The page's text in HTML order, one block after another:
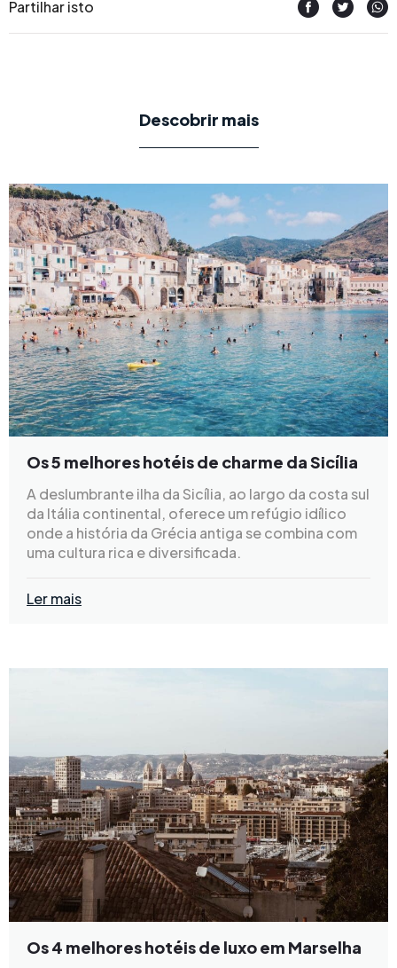
Partilhar isto
Descobrir mais
Os 5 melhores hotéis de charme da Sicília
A deslumbrante ilha da Sicília, ao largo da costa sul
da Itália continental, oferece um refúgio idílico
onde a história da Grécia antiga se combina com
uma cultura rica e diversificada.
Ler mais
Os 4 melhores hotéis de luxo em Marselha